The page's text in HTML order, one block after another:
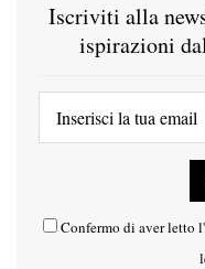
Iscriviti alla
ispirazioni
Confermo di aver letto l'